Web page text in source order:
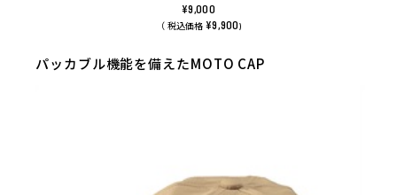
¥9,000
（ 税込価格 ¥9,900)
パッカブル機能を備えたMOTO CAP